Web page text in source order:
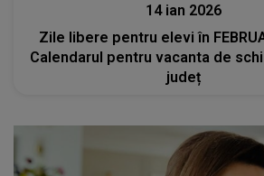
14 ian 2026
Zile libere pentru elevi în
Calendarul pentru vacanta de
județ